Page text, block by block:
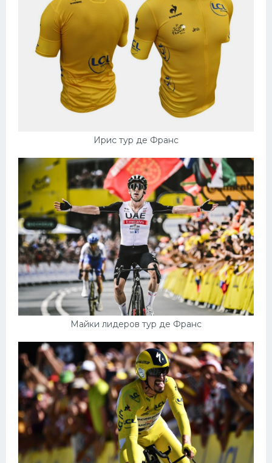
Ирис тур де Франс
Майки лидеров тур де Франс